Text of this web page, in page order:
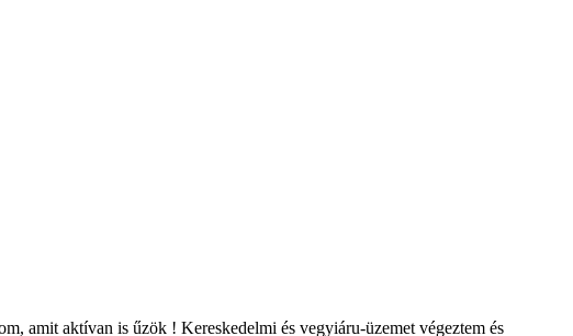
amit aktívan is űzök ! Kereskedelmi és vegyiáru-üzemet végeztem és